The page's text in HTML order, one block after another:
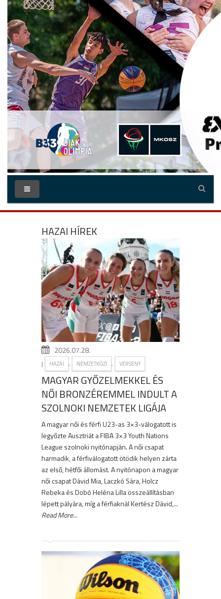
HAZAI HÍREK
2026.07.28.
| HAZAI , NEMZETKÖZI , VERSENY
MAGYAR GYŐZELMEKKEL ÉS
NŐI BRONZÉREMMEL INDULT A
SZOLNOKI NEMZETEK LIGÁJA
A magyar női és férfi U23-as 3×3-válogatott is
legyőzte Ausztriát a FIBA 3×3 Youth Nations
League szolnoki nyitónapján. A női csapat
harmadik, a férfiválogatott ötödik helyen zárta
az első, hétfői állomást. A nyitónapon a magyar
női csapat Dávid Mia, Laczkó Sára, Holcz
Rebeka és Dobó Heléna Lilla összeállításban
lépett pályára, míg a férfiaknál Kertész Dávid,...
Read More...